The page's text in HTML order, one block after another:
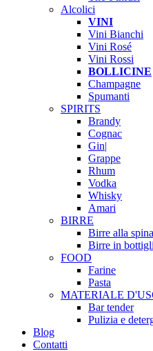
Alcolici
VINI
Vini Bianchi
Vini Rosé
Vini Rossi
BOLLICINE
Champagne
Spumanti
SPIRITS
Brandy
Cognac
Gin|
Grappe
Rhum
Vodka
Whisky
Amari
BIRRE
Birre alla spina
Birre in
FOOD
Farine
Pasta
MATERIALE
Bar tender
Pulizia e
Blog
Contatti